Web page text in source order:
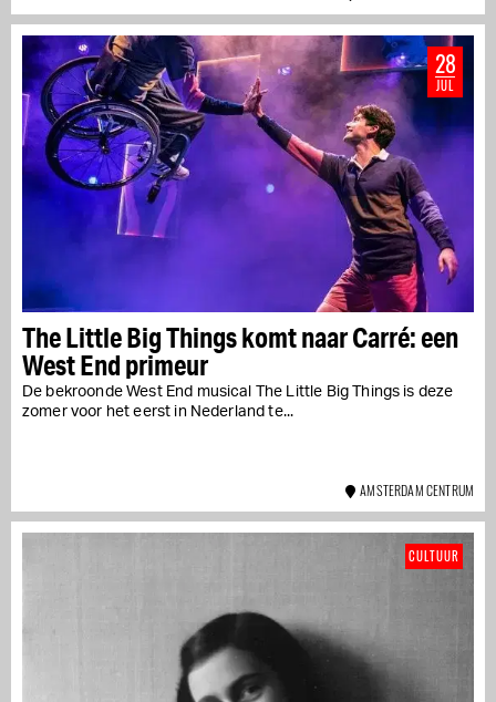
The Little Big Things komt naar Carré: een
West End primeur
De bekroonde West End musical The Little Big Things is deze
zomer voor het eerst in Nederland te...
28
JUL
AMSTERDAM CENTRUM
CULTUUR